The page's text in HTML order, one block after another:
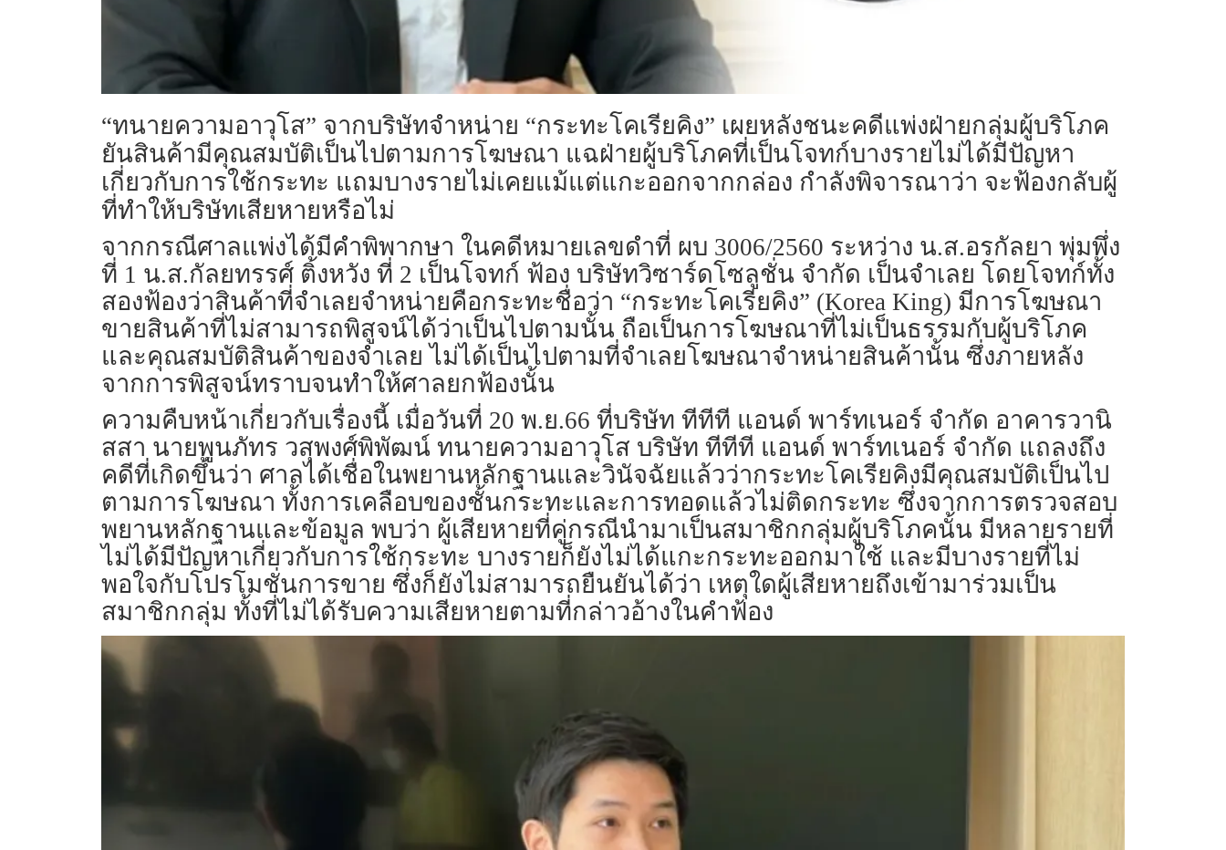
“ทนายความอาวุโส” จากบริษัทจำหน่าย “กระทะโคเรียคิง” เผยหลังชนะคดีแพ่งฝ่ายกลุ่มผู้บริโภค
ยันสินค้ามีคุณสมบัติเป็นไปตามการโฆษณา แฉฝ่ายผู้บริโภคที่เป็นโจทก์บางรายไม่ได้มีปัญหา
เกี่ยวกับการใช้กระทะ แถมบางรายไม่เคยแม้แต่แกะออกจากกล่อง กำลังพิจารณาว่า จะฟ้องกลับผู้
ที่ทำให้บริษัทเสียหายหรือไม่
จากกรณีศาลแพ่งได้มีคำพิพากษา ในคดีหมายเลขดำที่ ผบ 3006/2560 ระหว่าง น.ส.อรกัลยา พุ่มพึ่ง
ที่ 1 น.ส.กัลยทรรศ์ ติ้งหวัง ที่ 2 เป็นโจทก์ ฟ้อง บริษัทวิซาร์ดโซลูชั่น จำกัด เป็นจำเลย โดยโจทก์ทั้ง
สองฟ้องว่าสินค้าที่จำเลยจำหน่ายคือกระทะชื่อว่า “กระทะโคเรียคิง” (Korea King) มีการโฆษณา
ขายสินค้าที่ไม่สามารถพิสูจน์ได้ว่าเป็นไปตามนั้น ถือเป็นการโฆษณาที่ไม่เป็นธรรมกับผู้บริโภค
และคุณสมบัติสินค้าของจำเลย ไม่ได้เป็นไปตามที่จำเลยโฆษณาจำหน่ายสินค้านั้น ซึ่งภายหลัง
จากการพิสูจน์ทราบจนทำให้ศาลยกฟ้องนั้น
ความคืบหน้าเกี่ยวกับเรื่องนี้ เมื่อวันที่ 20 พ.ย.66 ที่บริษัท ทีทีที แอนด์ พาร์ทเนอร์ จำกัด อาคารวานิ
สสา นายพูนภัทร วสุพงศ์พิพัฒน์ ทนายความอาวุโส บริษัท ทีทีที แอนด์ พาร์ทเนอร์ จำกัด แถลงถึง
คดีที่เกิดขึ้นว่า ศาลได้เชื่อในพยานหลักฐานและวินัจฉัยแล้วว่ากระทะโคเรียคิงมีคุณสมบัติเป็นไป
ตามการโฆษณา ทั้งการเคลือบของชั้นกระทะและการทอดแล้วไม่ติดกระทะ ซึ่งจากการตรวจสอบ
พยานหลักฐานและข้อมูล พบว่า ผู้เสียหายที่คู่กรณีนำมาเป็นสมาชิกกลุ่มผู้บริโภคนั้น มีหลายรายที่
ไม่ได้มีปัญหาเกี่ยวกับการใช้กระทะ บางรายก็ยังไม่ได้แกะกระทะออกมาใช้ และมีบางรายที่ไม่
พอใจกับโปรโมชั่นการขาย ซึ่งก็ยังไม่สามารถยืนยันได้ว่า เหตุใดผู้เสียหายถึงเข้ามาร่วมเป็น
สมาชิกกลุ่ม ทั้งที่ไม่ได้รับความเสียหายตามที่กล่าวอ้างในคำฟ้อง